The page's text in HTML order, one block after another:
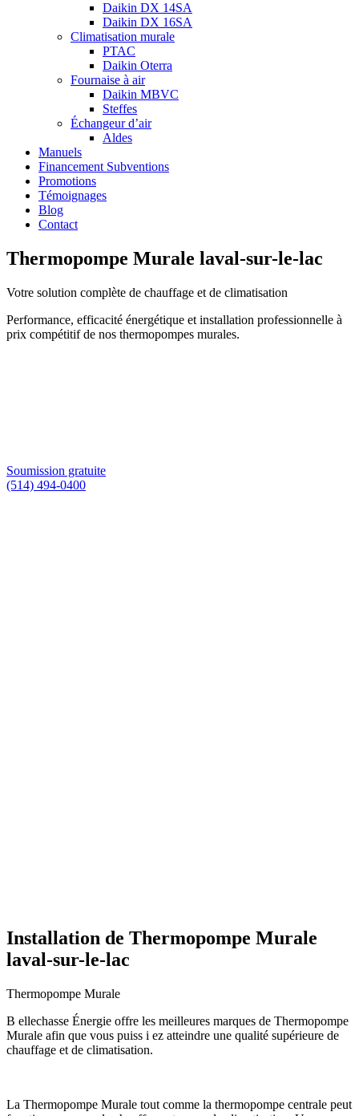
Daikin DX 14SA
Daikin DX 16SA
Climatisation murale
PTAC
Daikin Oterra
Fournaise à air
Daikin MBVC
Steffes
Échangeur d’air
Aldes
Manuels
Financement Subventions
Promotions
Témoignages
Blog
Contact
Thermopompe Murale laval-sur-le-lac
Votre solution complète de chauffage et de climatisation
Performance, efficacité énergétique et installation professionnelle à
prix compétitif de nos thermopompes murales.
Soumission gratuite
(514) 494-0400
Installation de Thermopompe Murale
laval-sur-le-lac
Thermopompe Murale
B ellechasse Énergie offre les meilleures marques de Thermopompe
Murale afin que vous puiss i ez atteindre une qualité supérieure de
chauffage et de climatisation.
La Thermopompe Murale tout comme la thermopompe centrale peut